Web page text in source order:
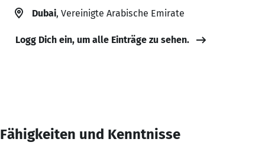
Dubai, Vereinigte Arabische Emirate
Logg Dich ein, um alle Einträge zu sehen.
Fähigkeiten und Kenntnisse